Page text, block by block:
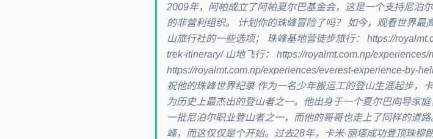
2009年，阿帕成立了阿帕夏尔巴基金会，这是一个支持尼泊
的非营利组织。 计划你的珠峰冒险了吗？ 如今，观看世界最
山旅行社的一些选项； 珠峰基地营徒步旅行： https://
trek-itinerary/ 山地飞行： https://royalmt.com.np/experiences/
https://royalmt.com.np/experiences/everest-experience-by-
祝他的珠峰世界纪录 作为一名少年搬运工的登山生涯起步，
为历史上最杰出的登山者之一。他出身于一个夏尔巴向导家
一批尼泊尔职业登山者之一，而他的哥哥也走上了同样的道
峰，而这仅仅是个开始。过去28年，卡米·丽塔成功登顶珠穆